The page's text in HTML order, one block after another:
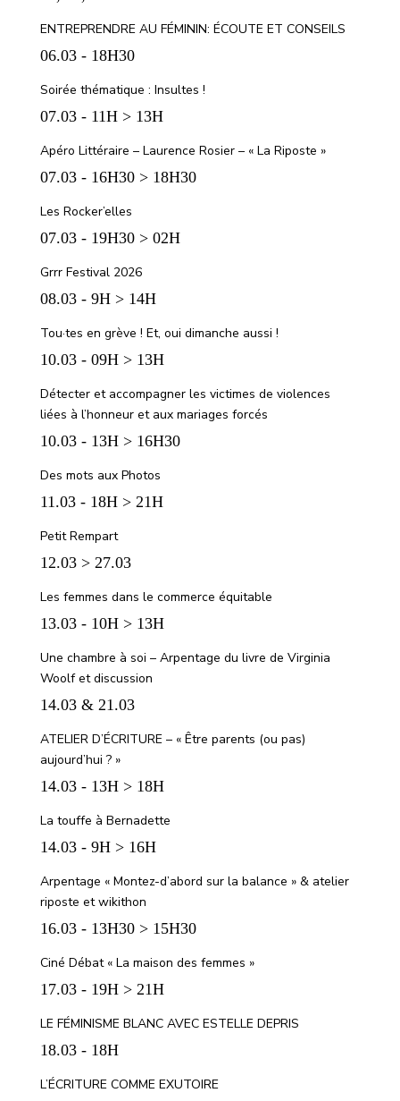
ENTREPRENDRE AU FÉMININ: ÉCOUTE ET CONSEILS
06.03 - 18H30
Soirée thématique : Insultes !
07.03 - 11H > 13H
Apéro Littéraire – Laurence Rosier – « La Riposte »
07.03 - 16H30 > 18H30
Les Rocker’elles
07.03 - 19H30 > 02H
Grrr Festival 2026
08.03 - 9H > 14H
Tou·tes en grève ! Et, oui dimanche aussi !
10.03 - 09H > 13H
Détecter et accompagner les victimes de violences
liées à l’honneur et aux mariages forcés
10.03 - 13H > 16H30
Des mots aux Photos
11.03 - 18H > 21H
Petit Rempart
12.03 > 27.03
Les femmes dans le commerce équitable
13.03 - 10H > 13H
Une chambre à soi – Arpentage du livre de Virginia
Woolf et discussion
14.03 & 21.03
ATELIER D’ÉCRITURE – « Être parents (ou pas)
aujourd’hui ? »
14.03 - 13H > 18H
La touffe à Bernadette
14.03 - 9H > 16H
Arpentage « Montez-d’abord sur la balance » & atelier
riposte et wikithon
16.03 - 13H30 > 15H30
Ciné Débat « La maison des femmes »
17.03 - 19H > 21H
LE FÉMINISME BLANC AVEC ESTELLE DEPRIS
18.03 - 18H
L’ÉCRITURE COMME EXUTOIRE